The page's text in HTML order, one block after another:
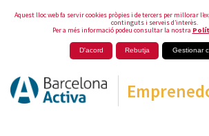
Aquest lloc web fa servir cookies pròpies i de tercers per millorar
continguts i serveis d’interès.
Per a més informació podeu consultar la nostra
D'acord Rebutja Gestionar